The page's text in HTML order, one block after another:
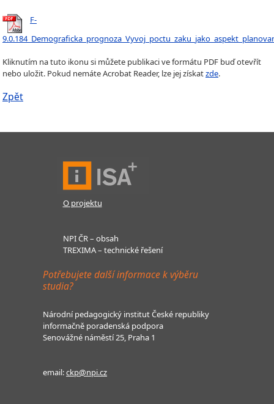
F-
Kliknutím na tuto ikonu si můžete publikaci ve formátu PDF buď otevřít
nebo uložit. Pokud nemáte Acrobat Reader, lze jej získatzde.
Zpět
O projektu
NPI ČR – obsah
TREXIMA – technické řešení
Potřebujete další informace k výběru
studia?
Národní pedagogický institut České republiky
informačně poradenská podpora
Senovážné náměstí 25, Praha 1
email:ckp@npi.cz